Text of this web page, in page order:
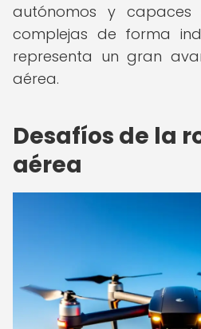
autónomos y
complejas de forma
representa un gran
aérea.
Desafíos de la
aérea